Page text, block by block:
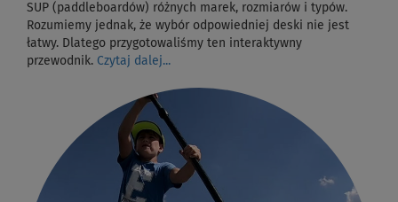
SUP (paddleboardów) różnych marek, rozmiarów i typów.
Rozumiemy jednak, że wybór odpowiedniej deski nie jest
łatwy. Dlatego przygotowaliśmy ten interaktywny
przewodnik. Czytaj dalej...